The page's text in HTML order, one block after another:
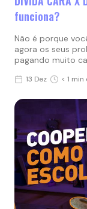
funciona?
Não é porque
agora os seus
pagando muito
13 Dez < 1